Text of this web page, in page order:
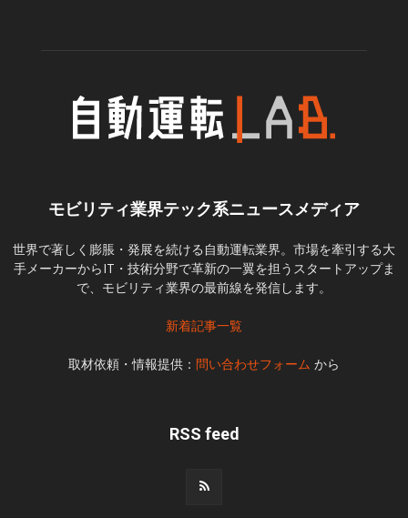
モビリティ業界テック系ニュースメディア
世界で著しく膨脹・発展を続ける自動運転業界。市場を牽引する大
手メーカーからIT・技術分野で革新の一翼を担うスタートアップま
で、モビリティ業界の最前線を発信します。
新着記事一覧
取材依頼・情報提供： 問い合わせフォーム から
RSS feed